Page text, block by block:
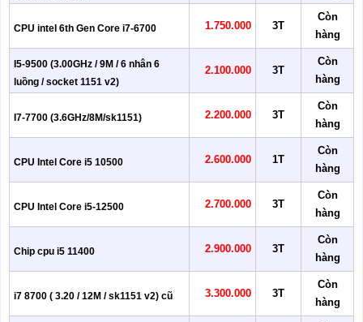
CPU intel 6th Gen Core i7-6700 1.750.000 3T
Còn
hàng
I5-9500 (3.00GHz / 9M / 6 nhân 6
luồng / socket 1151 v2)
2.100.000 3T
Còn
hàng
I7-7700 (3.6GHz/8M/sk1151) 2.200.000 3T
Còn
hàng
CPU Intel Core i5 10500 2.600.000 1T
Còn
hàng
CPU Intel Core i5-12500 2.700.000 3T
Còn
hàng
Chip cpu i5 11400 2.900.000 3T
Còn
hàng
i7 8700 ( 3.20 / 12M / sk1151 v2) cũ 3.300.000 3T
Còn
hàng